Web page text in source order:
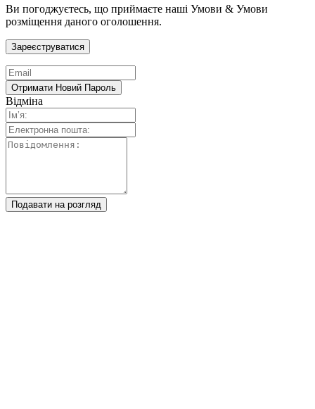
Ви погоджуєтесь, що приймаєте наші Умови & Умови
розміщення даного оголошення.
Відміна